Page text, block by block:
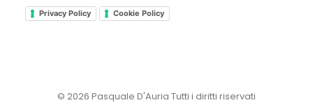
Privacy Policy Cookie Policy
© 2026 Pasquale D'Auria Tutti i diritti riservati